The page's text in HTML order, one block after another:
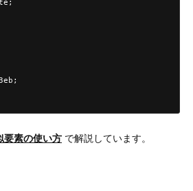
要素の使い方 で解説しています。